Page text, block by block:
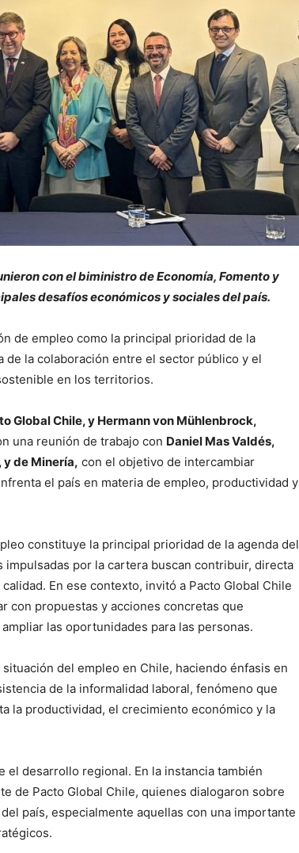
con el biministro de Economía, Fomento y
desafíos económicos y sociales del país.
de empleo como la principal prioridad de la
la colaboración entre el sector público y el
en los territorios.
Global Chile, y Hermann von Mühlenbrock,
una reunión de trabajo con Daniel Mas Valdés,
y de Minería, con el objetivo de intercambiar
el país en materia de empleo, productividad y
constituye la principal prioridad de la agenda del
por la cartera buscan contribuir, directa
En ese contexto, invitó a Pacto Global Chile
con propuestas y acciones concretas que
las oportunidades para las personas.
del empleo en Chile, haciendo énfasis en
de la informalidad laboral, fenómeno que
la productividad, el crecimiento económico y la
desarrollo regional. En la instancia también
de Pacto Global Chile, quienes dialogaron sobre
país, especialmente aquellas con una importante